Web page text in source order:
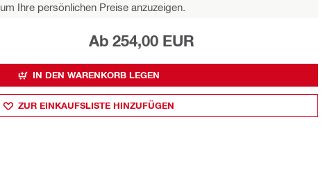
um Ihre persönlichen Preise anzuzeigen.
Ab 254,00 EUR
IN DEN WARENKORB LEGEN
ZUR EINKAUFSLISTE HINZUFÜGEN